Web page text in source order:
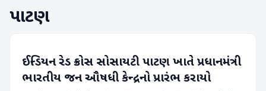
પાટણ
પાટણ
ઈન્ડિયન રેડ ક્રોસ સોસાયટી પાટણ ખાતે પ્રધાનમંત્રી
ભારતીય જન ઔષધી કેન્દ્રનો પ્રારંભ કરાયો